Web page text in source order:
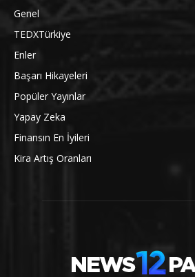
Genel
TEDXTürkiye
Enler
Başarı Hikayeleri
Popüler Yayınlar
Yapay Zeka
Finansın En İyileri
Kira Artış Oranları